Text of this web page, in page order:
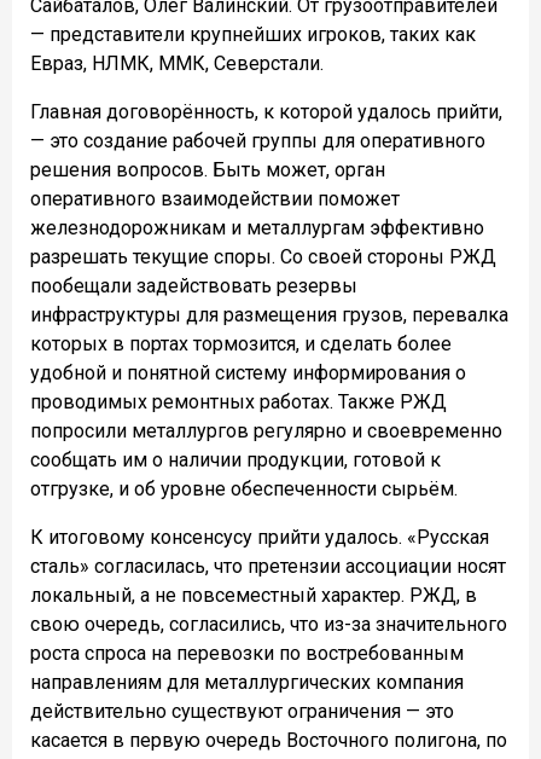
Сайбаталов, Олег Валинский. От грузоотправителей
— представители крупнейших игроков, таких как
Евраз, НЛМК, ММК, Северстали.
Главная договорённость, к которой удалось прийти,
— это создание рабочей группы для оперативного
решения вопросов. Быть может, орган
оперативного взаимодействии поможет
железнодорожникам и металлургам эффективно
разрешать текущие споры. Со своей стороны РЖД
пообещали задействовать резервы
инфраструктуры для размещения грузов, перевалка
которых в портах тормозится, и сделать более
удобной и понятной систему информирования о
проводимых ремонтных работах. Также РЖД
попросили металлургов регулярно и своевременно
сообщать им о наличии продукции, готовой к
отгрузке, и об уровне обеспеченности сырьём.
К итоговому консенсусу прийти удалось. «Русская
сталь» согласилась, что претензии ассоциации носят
локальный, а не повсеместный характер. РЖД, в
свою очередь, согласились, что из-за значительного
роста спроса на перевозки по востребованным
направлениям для металлургических компания
действительно существуют ограничения — это
касается в первую очередь Восточного полигона, по